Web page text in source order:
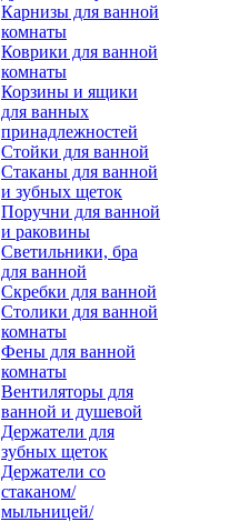
Карнизы для ванной
комнаты
Коврики для ванной
комнаты
Корзины и ящики
для ванных
принадлежностей
Стойки для ванной
Стаканы для ванной
и зубных щеток
Поручни для ванной
и раковины
Светильники, бра
для ванной
Скребки для ванной
Столики для ванной
комнаты
Фены для ванной
комнаты
Вентиляторы для
ванной и душевой
Держатели для
зубных щеток
Держатели со
стаканом/
мыльницей/